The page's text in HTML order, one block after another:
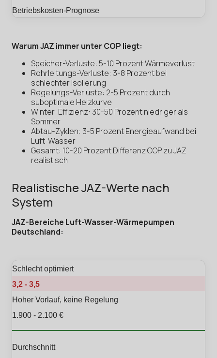
Betriebskosten-Prognose
Warum JAZ immer unter COP liegt:
Speicher-Verluste: 5-10 Prozent Wärmeverlust
Rohrleitungs-Verluste: 3-8 Prozent bei
schlechter Isolierung
Regelungs-Verluste: 2-5 Prozent durch
suboptimale Heizkurve
Winter-Effizienz: 30-50 Prozent niedriger als
Sommer
Abtau-Zyklen: 3-5 Prozent Energieaufwand bei
Luft-Wasser
Gesamt: 10-20 Prozent Differenz COP zu JAZ
realistisch
Realistische JAZ-Werte nach
System
JAZ-Bereiche Luft-Wasser-Wärmepumpen
Deutschland:
Schlecht optimiert
3,2 - 3,5
Hoher Vorlauf, keine Regelung
1.900 - 2.100 €
Durchschnitt